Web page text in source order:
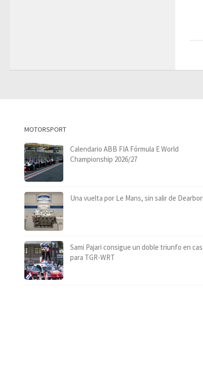
MOTORSPORT
Calendario ABB FIA Fórmula E World
Championship 2026/27
Una vuelta por Le Mans, sin salir de
Sami Pajari consigue un doble triunfo en
para TGR-WRT